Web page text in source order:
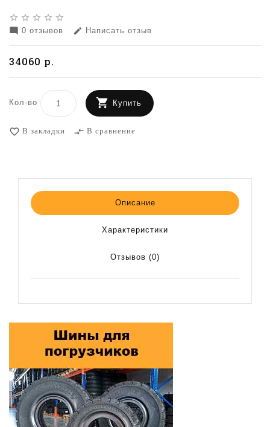
star_border star_border star_border star_border star_border
mode_comment 0 отзывов edit Написать отзыв
34060 р.
Кол-во Купить
favorite_border В закладки compare_arrows В сравнение
Описание
Характеристики
Отзывов (0)